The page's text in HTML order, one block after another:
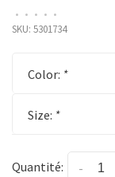
• • • • •
SKU: 5301734
Color: *
Size: *
Quantité: -